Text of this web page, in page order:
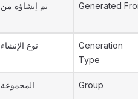
تم إنشاؤه من Generated
نوع الإنشاء
Generation
Type
المجموعة Group